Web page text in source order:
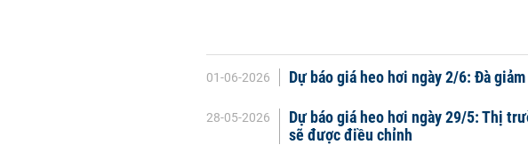
01-06-2026 Dự báo giá heo hơi ngày 2/6: Đà
28-05-2026
Dự báo giá heo hơi ngày 29/5: Thị
sẽ được điều chỉnh